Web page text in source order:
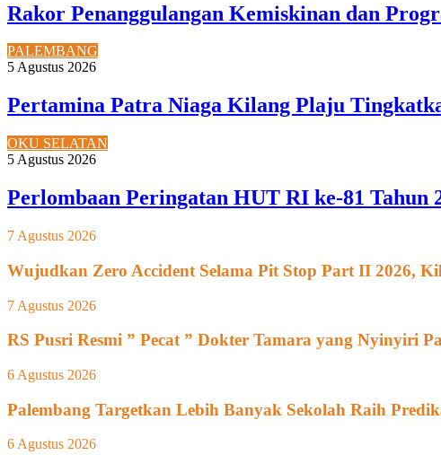
Rakor Penanggulangan Kemiskinan dan
PALEMBANG
5 Agustus 2026
Pertamina Patra Niaga Kilang Plaju
OKU SELATAN
5 Agustus 2026
Perlombaan Peringatan HUT RI ke-81 Tahun
7 Agustus 2026
Wujudkan Zero Accident Selama Pit Stop Part II 2026,
7 Agustus 2026
RS Pusri Resmi ” Pecat ” Dokter Tamara yang Nyinyiri
6 Agustus 2026
Palembang Targetkan Lebih Banyak Sekolah Raih
6 Agustus 2026